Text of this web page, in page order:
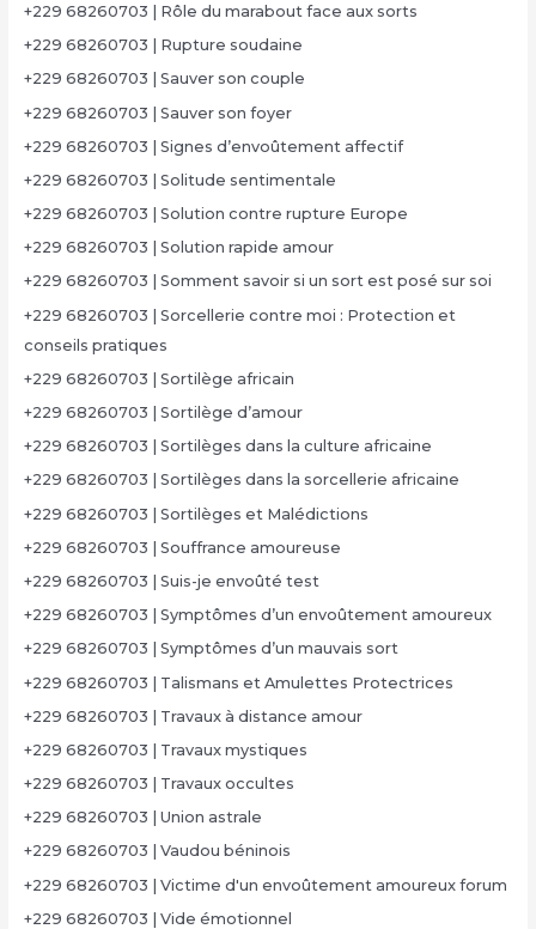
+229 68260703 | Rôle du marabout face aux sorts
+229 68260703 | Rupture soudaine
+229 68260703 | Sauver son couple
+229 68260703 | Sauver son foyer
+229 68260703 | Signes d’envoûtement affectif
+229 68260703 | Solitude sentimentale
+229 68260703 | Solution contre rupture Europe
+229 68260703 | Solution rapide amour
+229 68260703 | Somment savoir si un sort est posé sur soi
+229 68260703 | Sorcellerie contre moi : Protection et
conseils pratiques
+229 68260703 | Sortilège africain
+229 68260703 | Sortilège d’amour
+229 68260703 | Sortilèges dans la culture africaine
+229 68260703 | Sortilèges dans la sorcellerie africaine
+229 68260703 | Sortilèges et Malédictions
+229 68260703 | Souffrance amoureuse
+229 68260703 | Suis-je envoûté test
+229 68260703 | Symptômes d’un envoûtement amoureux
+229 68260703 | Symptômes d’un mauvais sort
+229 68260703 | Talismans et Amulettes Protectrices
+229 68260703 | Travaux à distance amour
+229 68260703 | Travaux mystiques
+229 68260703 | Travaux occultes
+229 68260703 | Union astrale
+229 68260703 | Vaudou béninois
+229 68260703 | Victime d'un envoûtement amoureux forum
+229 68260703 | Vide émotionnel